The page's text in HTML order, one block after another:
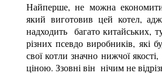
Найперше, не можна
який виготовив цей котел,
надходить багато китайських,
різних псевдо виробників, які
свої котли значно нижчої
ціною. Ззовні він нічим не